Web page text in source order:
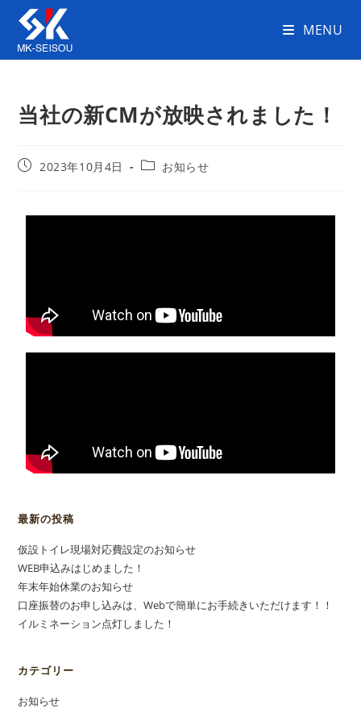
MENU
当社の新CMが放映されました！
2023年10月4日 お知らせ
最新の投稿
仮設トイレ現場対応費設定のお知らせ
WEB申込みはじめました！
年末年始休業のお知らせ
口座振替のお申し込みは、Webで簡単にお手続きいただけます！！
イルミネーション点灯しました！
カテゴリー
お知らせ